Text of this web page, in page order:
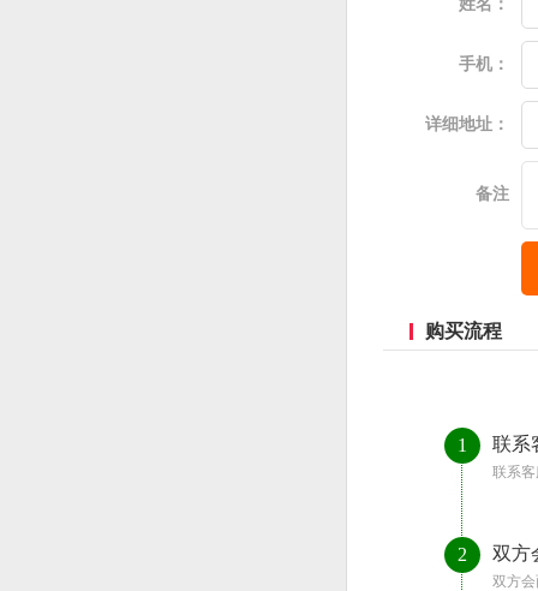
姓名：
手机：
详细地址：
备注
购买流程
1 联系
联系
2 双方
双方